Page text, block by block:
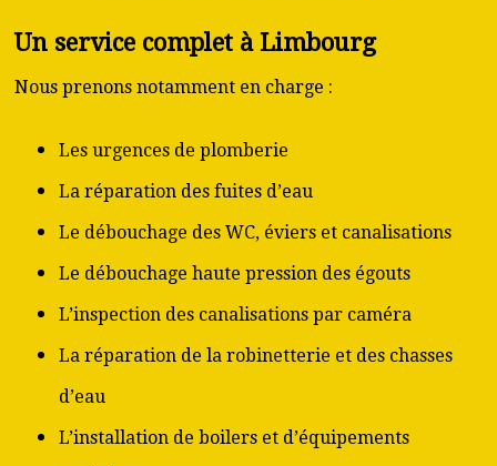
Un service complet à Limbourg
Nous prenons notamment en charge :
Les urgences de plomberie
La réparation des fuites d’eau
Le débouchage des WC, éviers et canalisations
Le débouchage haute pression des égouts
L’inspection des canalisations par caméra
La réparation de la robinetterie et des chasses
d’eau
L’installation de boilers et d’équipements